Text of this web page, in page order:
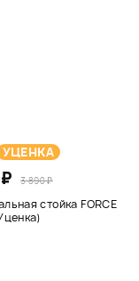
УЦЕНКА
3 890 ₽
стойка FORCE